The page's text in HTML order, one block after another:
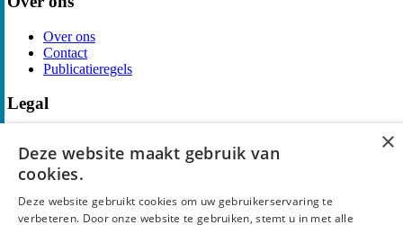
Over ons
Contact
Publicatieregels
Legal
Cookieverklaring
Algemene Voorwaarden
Notice and Takedown
×
Deze website maakt gebruik van
cookies.
Deze website gebruikt cookies om uw gebruikerservaring te
verbeteren. Door onze website te gebruiken, stemt u in met alle